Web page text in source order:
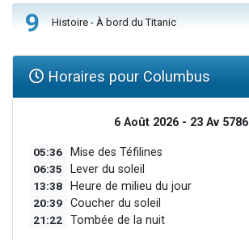
9 Histoire - À bord du Titanic
Horaires pour Columbus
6 Août 2026 - 23 Av 5786
05:36 Mise des Téfilines
06:35 Lever du soleil
13:38 Heure de milieu du jour
20:39 Coucher du soleil
21:22 Tombée de la nuit